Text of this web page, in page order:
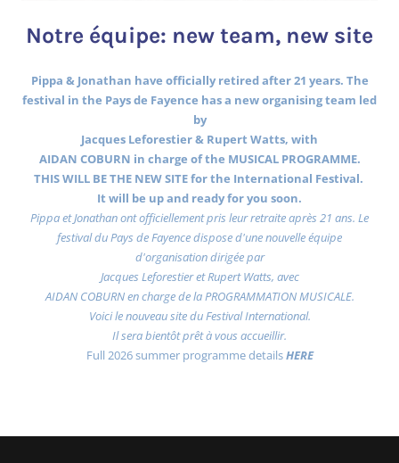
Notre équipe: new team, new site
Pippa & Jonathan have officially retired after 21 years. The
festival in the Pays de Fayence has a new organising team led
by
Jacques Leforestier & Rupert Watts, with
AIDAN COBURN in charge of the MUSICAL PROGRAMME.
THIS WILL BE THE NEW SITE for the International Festival.
It will be up and ready for you soon.
Pippa et Jonathan ont officiellement pris leur retraite après 21 ans. Le
festival du Pays de Fayence dispose d'une nouvelle équipe
d'organisation dirigée par
Jacques Leforestier et Rupert Watts, avec
AIDAN COBURN en charge de la PROGRAMMATION MUSICALE.
Voici le nouveau site du Festival International.
Il sera bientôt prêt à vous accueillir.
Full 2026 summer programme detailsHERE